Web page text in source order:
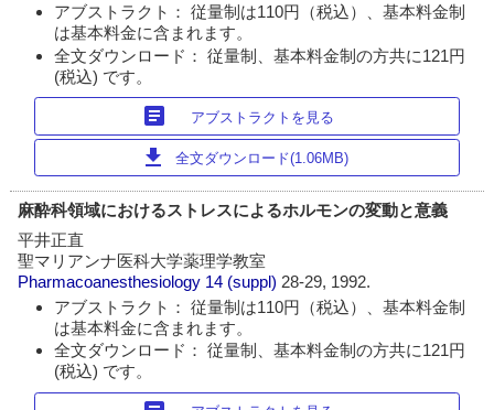
アブストラクト： 従量制は110円（税込）、基本料金制
は基本料金に含まれます。
全文ダウンロード： 従量制、基本料金制の方共に121円
(税込) です。
article アブストラクトを見る
download 全文ダウンロード(1.06MB)
麻酔科領域におけるストレスによるホルモンの変動と意義
平井正直
聖マリアンナ医科大学薬理学教室
Pharmacoanesthesiology 14 (suppl) 28-29, 1992.
アブストラクト： 従量制は110円（税込）、基本料金制
は基本料金に含まれます。
全文ダウンロード： 従量制、基本料金制の方共に121円
(税込) です。